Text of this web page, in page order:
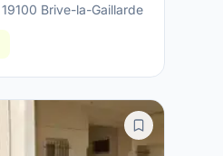
Brive-la-Gaillarde